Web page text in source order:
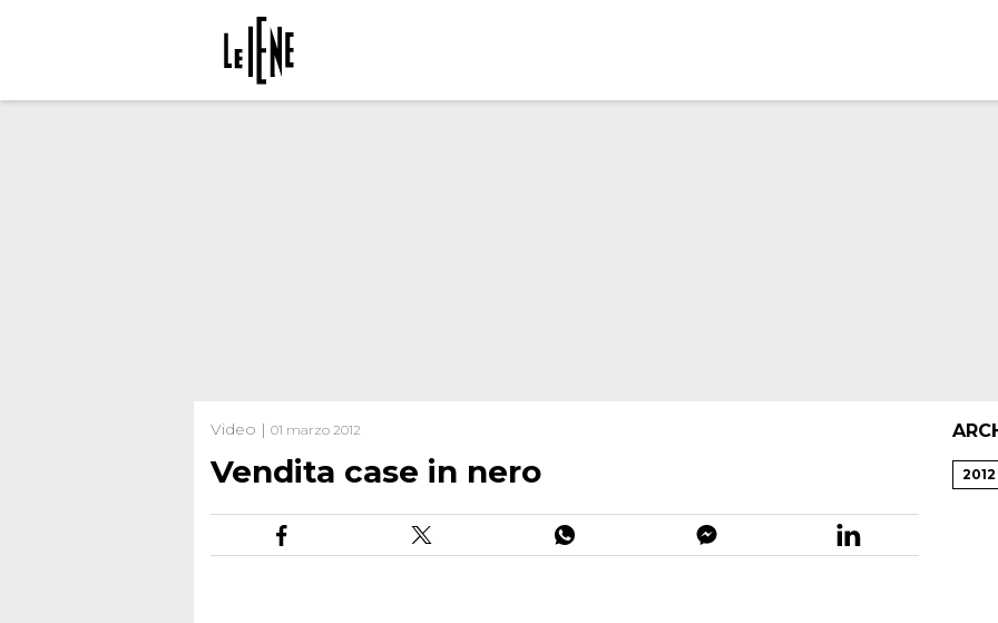
Video | 01 marzo 2012
Vendita case in nero 2012